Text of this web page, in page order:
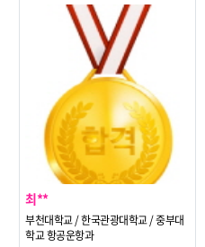
최**
부천대학교 / 한국관광대학교 / 중부대
학교 항공운항과